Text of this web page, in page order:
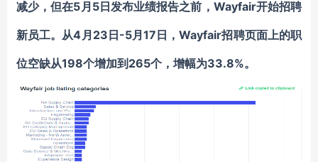
减少，但在5月5日发布业绩报告之前，Wayfair开始招聘
新员工。从4月23日-5月17日，Wayfair招聘页面上的职
位空缺从198个增加到265个，增幅为33.8%。